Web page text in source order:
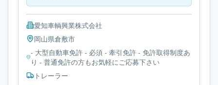
愛知車輌興業株式会社
岡山県倉敷市
- 大型自動車免許 - 必須 - 牽引免許 - 免許取得制度あ
り - 普通免許の方もお気軽にご応募下さい
トレーラー